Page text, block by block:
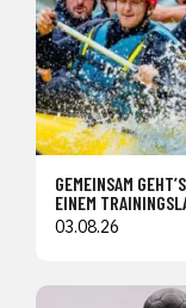
GEMEINSAM
EINEM
03.08.26